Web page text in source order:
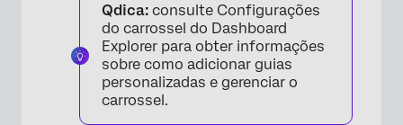
Qdica: consulte Configurações
do carrossel do Dashboard
Explorer para obter informações
sobre como adicionar guias
personalizadas e gerenciar o
carrossel.